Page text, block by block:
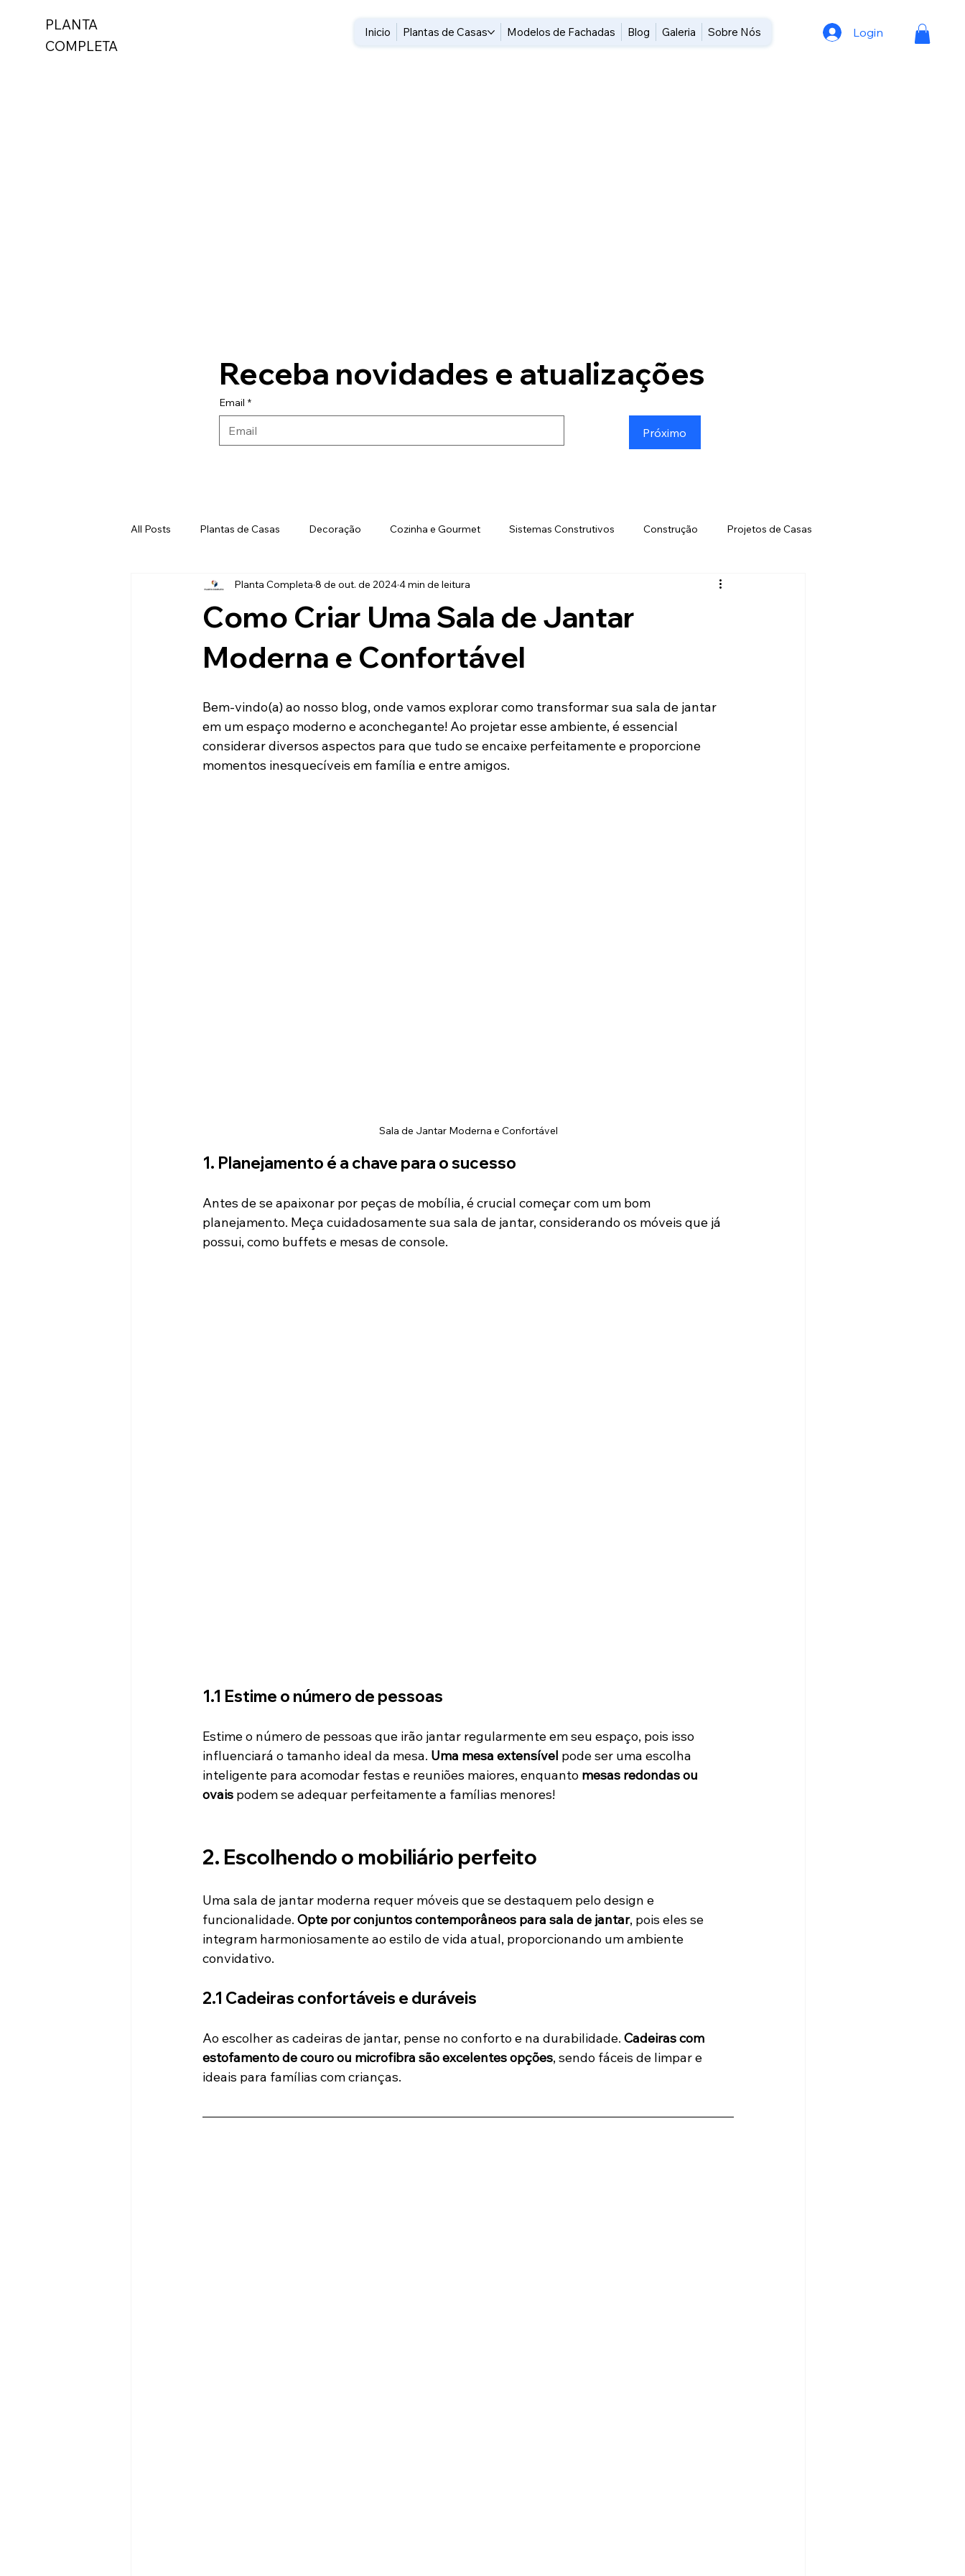
PLANTA
COMPLETA
Inicio Plantas de Casas Modelos de Fachadas Blog Galeria Sobre Nós Login
Receba novidades e atualizações
Email *
Próximo
All Posts Plantas de Casas Decoração Cozinha e Gourmet Sistemas Construtivos Construção Projetos de Casas
Banheiros Materiais de Construção Custos de Obra Sustentabilidade e Tecnologias
Financiamento Habitacional Orçamento Erros de Obra Fundação
Como Criar Uma Sala de Jantar
Moderna e Confortável
Planta Completa 8 de out. de 20244 min de leitura
Bem-vindo(a) ao nosso blog, onde vamos explorar como transformar sua sala de jantar
em um espaço moderno e aconchegante! Ao projetar esse ambiente, é essencial
considerar diversos aspectos para que tudo se encaixe perfeitamente e proporcione
momentos inesquecíveis em família e entre amigos.
Sala de Jantar Moderna e Confortável
1. Planejamento é a chave para o sucesso
Antes de se apaixonar por peças de mobília, é crucial começar com um bom
planejamento. Meça cuidadosamente sua sala de jantar, considerando os móveis que já
possui, como buffets e mesas de console.
1.1 Estime o número de pessoas
Estime o número de pessoas que irão jantar regularmente em seu espaço, pois isso
influenciará o tamanho ideal da mesa. Uma mesa extensível pode ser uma escolha
inteligente para acomodar festas e reuniões maiores, enquanto mesas redondas ou
ovais podem se adequar perfeitamente a famílias menores!
2. Escolhendo o mobiliário perfeito
Uma sala de jantar moderna requer móveis que se destaquem pelo design e
funcionalidade. Opte por conjuntos contemporâneos para sala de jantar, pois eles se
integram harmoniosamente ao estilo de vida atual, proporcionando um ambiente
convidativo.
2.1 Cadeiras confortáveis e duráveis
Ao escolher as cadeiras de jantar, pense no conforto e na durabilidade. Cadeiras com
estofamento de couro ou microfibra são excelentes opções, sendo fáceis de limpar e
ideais para famílias com crianças.